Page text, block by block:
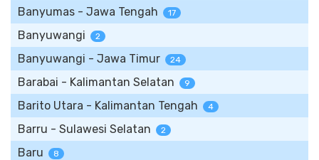
Banyumas - Jawa Tengah 17
Banyuwangi 2
Banyuwangi - Jawa Timur 24
Barabai - Kalimantan Selatan 9
Barito Utara - Kalimantan Tengah 4
Barru - Sulawesi Selatan 2
Baru 8